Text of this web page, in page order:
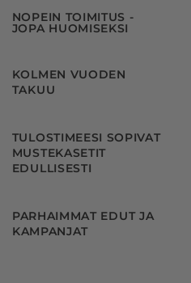
NOPEIN TOIMITUS -
JOPA HUOMISEKSI
KOLMEN VUODEN
TAKUU
TULOSTIMEESI SOPIVAT
MUSTEKASETIT
EDULLISESTI
PARHAIMMAT EDUT JA
KAMPANJAT